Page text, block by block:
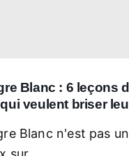
Blanc : 6 leçons
veulent briser
Blanc n'est pas